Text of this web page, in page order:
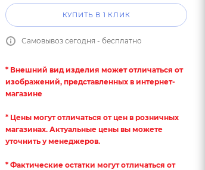
КУПИТЬ В 1 КЛИК
Самовывоз сегодня - бесплатно
* Внешний вид изделия может отличаться от
изображений, представленных в интернет-
магазине
* Цены могут отличаться от цен в розничных
магазинах. Актуальные цены вы можете
уточнить у менеджеров.
* Фактические остатки могут отличаться от